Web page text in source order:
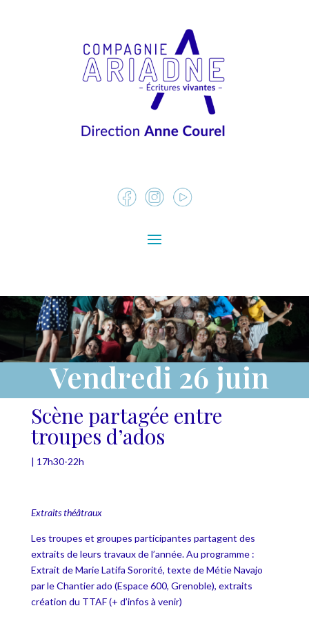
Vendredi 26 juin
Scène partagée entre
troupes d’ados
| 17h30-22h
Extraits théâtraux
Les troupes et groupes participantes partagent des
extraits de leurs travaux de l’année. Au programme :
Extrait de Marie Latifa Sororité, texte de Métie Navajo
par le Chantier ado (Espace 600, Grenoble), extraits
création du TTAF (+ d’infos à venir)